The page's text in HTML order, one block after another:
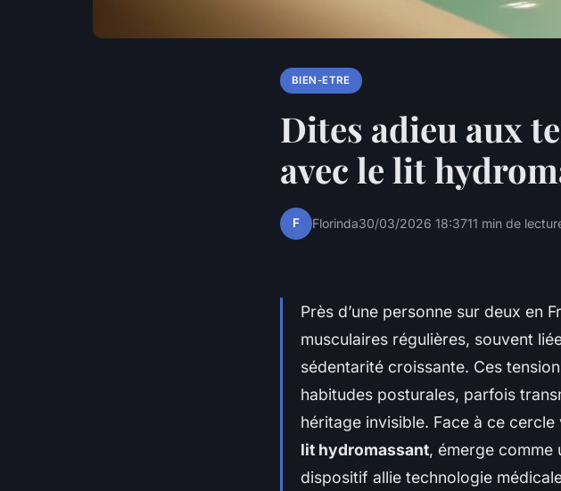
BIEN-ETRE
Dites adieu aux
avec le lit
F Florinda30/03/2026 18:3711 min de
Près d’une personne sur deux en
musculaires régulières, souvent
sédentarité croissante. Ces
habitudes posturales, parfois
héritage invisible. Face à ce
lit hydromassant, émerge comme
dispositif allie technologie